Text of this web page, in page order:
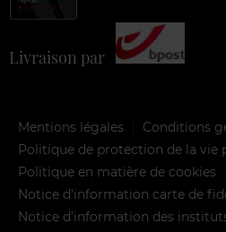
Livraison par
Mentions légales
Conditions
Politique de protection de la vie
Politique en matière de cookies
Notice d'information carte de
Notice d’information des